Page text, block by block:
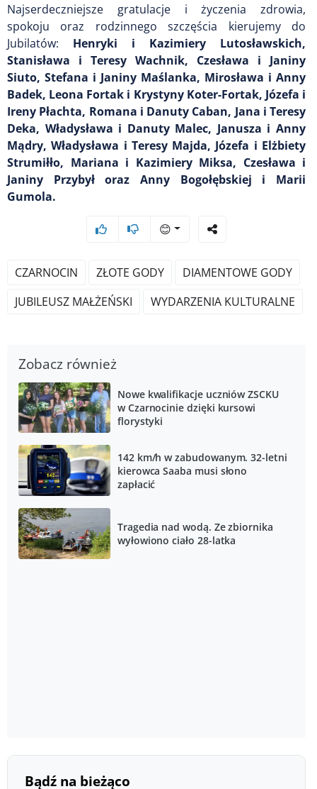
Najserdeczniejsze gratulacje i życzenia zdrowia,
spokoju oraz rodzinnego szczęścia kierujemy do
Jubilatów: Henryki i Kazimiery Lutosławskich,
Stanisława i Teresy Wachnik, Czesława i Janiny
Siuto, Stefana i Janiny Maślanka, Mirosława i Anny
Badek, Leona Fortak i Krystyny Koter-Fortak, Józefa i
Ireny Płachta, Romana i Danuty Caban, Jana i Teresy
Deka, Władysława i Danuty Malec, Janusza i Anny
Mądry, Władysława i Teresy Majda, Józefa i Elżbiety
Strumiłło, Mariana i Kazimiery Miksa, Czesława i
Janiny Przybył oraz Anny Bogołębskiej i Marii
Gumola.
😊
CZARNOCIN ZŁOTE GODY
DIAMENTOWE GODY
JUBILEUSZ MAŁŻEŃSKI
WYDARZENIA KULTURALNE
Zobacz również
Nowe kwalifikacje uczniów ZSCKU
w Czarnocinie dzięki kursowi
florystyki
142 km/h w zabudowanym. 32-letni
kierowca Saaba musi słono
zapłacić
Tragedia nad wodą. Ze zbiornika
wyłowiono ciało 28-latka
Bądź na bieżąco